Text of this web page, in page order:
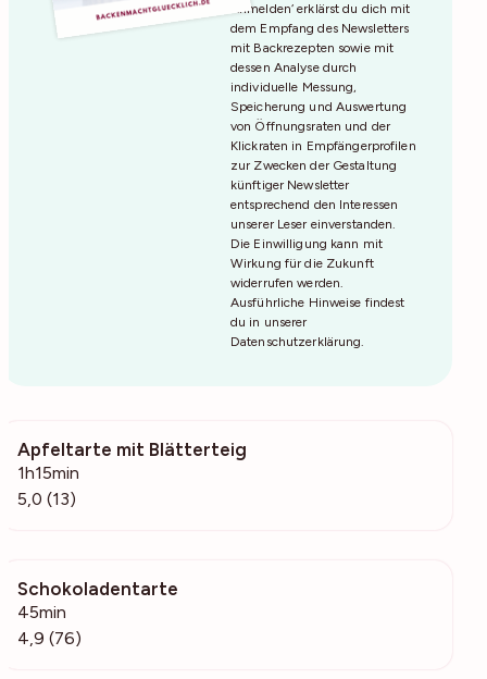
Anmelden‘ erklärst du dich mit
dem Empfang des Newsletters
mit Backrezepten sowie mit
dessen Analyse durch
individuelle Messung,
Speicherung und Auswertung
von Öffnungsraten und der
Klickraten in Empfängerprofilen
zur Zwecken der Gestaltung
künftiger Newsletter
entsprechend den Interessen
unserer Leser einverstanden.
Die Einwilligung kann mit
Wirkung für die Zukunft
widerrufen werden.
Ausführliche Hinweise findest
du in unserer
Datenschutzerklärung.
Apfeltarte mit Blätterteig
1h15min
5,0 (13)
Schokoladentarte
45min
4,9 (76)